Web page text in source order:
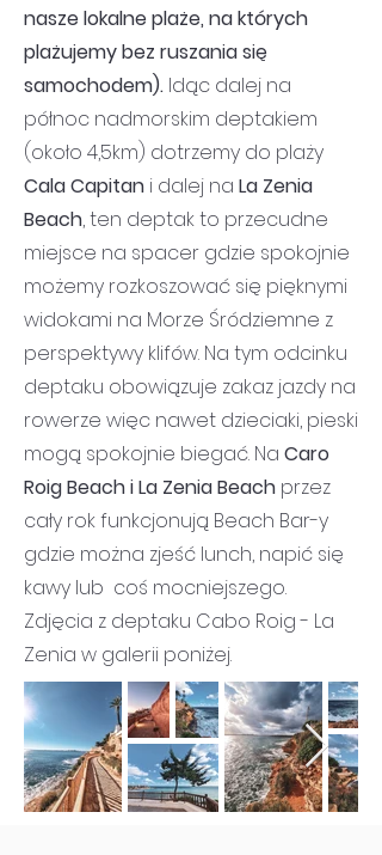
nasze lokalne plaże, na których
plażujemy bez ruszania się
samochodem). Idąc dalej na
północ nadmorskim deptakiem
(około 4,5km) dotrzemy do plaży
Cala Capitan i dalej na La Zenia
Beach, ten deptak to przecudne
miejsce na spacer gdzie spokojnie
możemy rozkoszować się pięknymi
widokami na Morze Śródziemne z
perspektywy klifów. Na tym odcinku
deptaku obowiązuje zakaz jazdy na
rowerze więc nawet dzieciaki, pieski
mogą spokojnie biegać. Na Caro
Roig Beach i La Zenia Beach przez
cały rok funkcjonują Beach Bar-y
gdzie można zjeść lunch, napić się
kawy lub coś mocniejszego.
Zdjęcia z deptaku Cabo Roig - La
Zenia w galerii poniżej.